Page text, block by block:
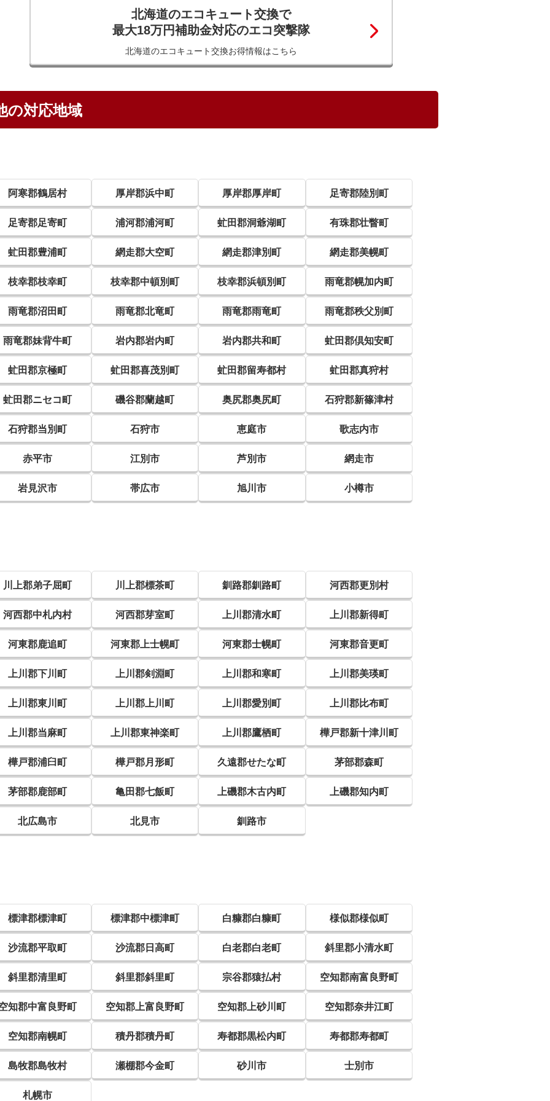
北海道のエコキュート交換で
最大18万円補助金対応のエコ突撃隊
北海道のエコキュート交換お得情報はこちら
の対応地域
阿寒郡鶴居村 厚岸郡浜中町 厚岸郡厚岸町 足寄郡陸別町
足寄郡足寄町 浦河郡浦河町 虻田郡洞爺湖町 有珠郡壮瞥町
虻田郡豊浦町 網走郡大空町 網走郡津別町 網走郡美幌町
枝幸郡枝幸町 枝幸郡中頓別町 枝幸郡浜頓別町 雨竜郡幌加内町
雨竜郡沼田町 雨竜郡北竜町 雨竜郡雨竜町 雨竜郡秩父別町
雨竜郡妹背牛町 岩内郡岩内町 岩内郡共和町 虻田郡倶知安町
虻田郡京極町 虻田郡喜茂別町 虻田郡留寿都村 虻田郡真狩村
虻田郡ニセコ町 磯谷郡蘭越町 奥尻郡奥尻町 石狩郡新篠津村
石狩郡当別町 石狩市 恵庭市 歌志内市
赤平市 江別市 芦別市 網走市
岩見沢市 帯広市 旭川市 小樽市
川上郡弟子屈町 川上郡標茶町 釧路郡釧路町 河西郡更別村
河西郡中札内村 河西郡芽室町 上川郡清水町 上川郡新得町
河東郡鹿追町 河東郡上士幌町 河東郡士幌町 河東郡音更町
上川郡下川町 上川郡剣淵町 上川郡和寒町 上川郡美瑛町
上川郡東川町 上川郡上川町 上川郡愛別町 上川郡比布町
上川郡当麻町 上川郡東神楽町 上川郡鷹栖町 樺戸郡新十津川町
樺戸郡浦臼町 樺戸郡月形町 久遠郡せたな町 茅部郡森町
茅部郡鹿部町 亀田郡七飯町 上磯郡木古内町 上磯郡知内町
北広島市 北見市 釧路市
標津郡標津町 標津郡中標津町 白糠郡白糠町 様似郡様似町
沙流郡平取町 沙流郡日高町 白老郡白老町 斜里郡小清水町
斜里郡清里町 斜里郡斜里町 宗谷郡猿払村 空知郡南富良野町
知郡中富良野町 空知郡上富良野町 空知郡上砂川町 空知郡奈井江町
空知郡南幌町 積丹郡積丹町 寿都郡黒松内町 寿都郡寿都町
島牧郡島牧村 瀬棚郡今金町 砂川市 士別市
札幌市